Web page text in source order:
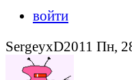
войти
SergeyxD2011 Пн,